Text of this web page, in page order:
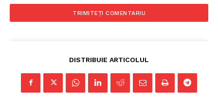
DISTRIBUIE ARTICOLUL